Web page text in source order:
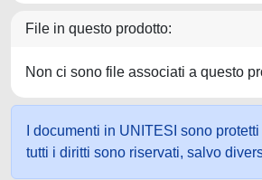
File in questo prodotto:
Non ci sono file associati a questo
I documenti in UNITESI sono
tutti i diritti sono riservati, salvo